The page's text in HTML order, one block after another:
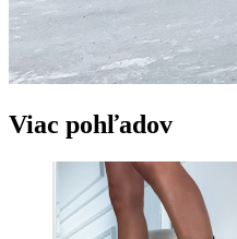
Viac pohľadov